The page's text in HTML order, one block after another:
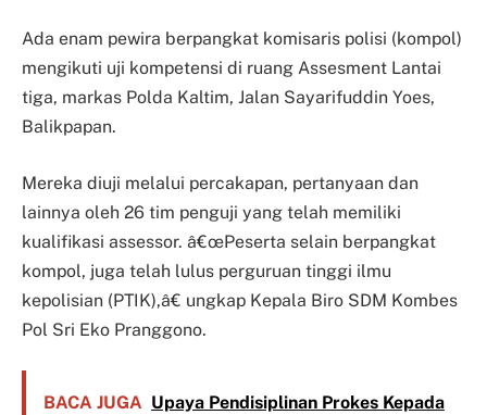
Ada enam pewira berpangkat komisaris polisi (kompol)
mengikuti uji kompetensi di ruang Assesment Lantai
tiga, markas Polda Kaltim, Jalan Sayarifuddin Yoes,
Balikpapan.
Mereka diuji melalui percakapan, pertanyaan dan
lainnya oleh 26 tim penguji yang telah memiliki
kualifikasi assessor. â€œPeserta selain berpangkat
kompol, juga telah lulus perguruan tinggi ilmu
kepolisian (PTIK),â€ ungkap Kepala Biro SDM Kombes
Pol Sri Eko Pranggono.
BACA JUGA Upaya Pendisiplinan Prokes Kepada